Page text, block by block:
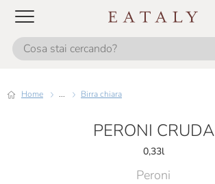
Home ... Birra chiara
PERONI CRUDA
0,33l
Peroni